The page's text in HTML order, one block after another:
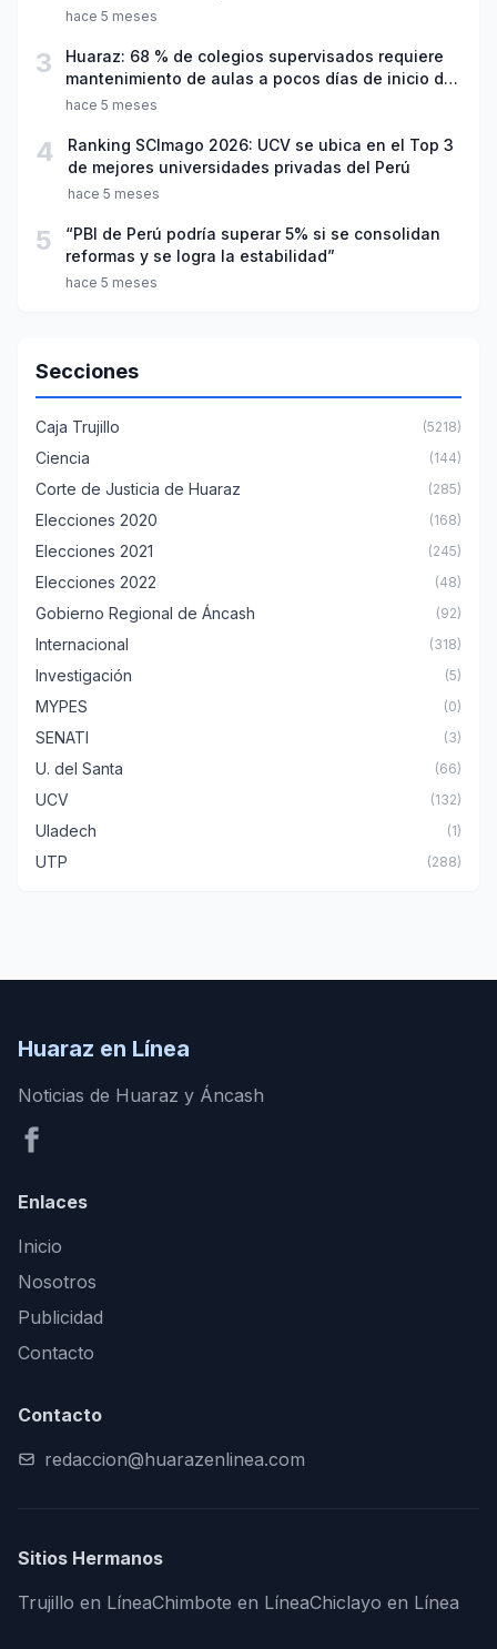
hace 5 meses
3
Huaraz: 68 % de colegios supervisados requiere
mantenimiento de aulas a pocos días de inicio del
año escolar 2026
hace 5 meses
4
Ranking SCImago 2026: UCV se ubica en el Top 3
de mejores universidades privadas del Perú
hace 5 meses
5
“PBI de Perú podría superar 5% si se consolidan
reformas y se logra la estabilidad”
hace 5 meses
Secciones
Caja Trujillo (5218)
Ciencia (144)
Corte de Justicia de Huaraz (285)
Elecciones 2020 (168)
Elecciones 2021 (245)
Elecciones 2022 (48)
Gobierno Regional de Áncash (92)
Internacional (318)
Investigación (5)
MYPES (0)
SENATI (3)
U. del Santa (66)
UCV (132)
Uladech (1)
UTP (288)
Huaraz en Línea
Noticias de Huaraz y Áncash
Enlaces
Inicio
Nosotros
Publicidad
Contacto
Contacto
redaccion@huarazenlinea.com
Sitios Hermanos
Trujillo en LíneaChimbote en LíneaChiclayo en Línea